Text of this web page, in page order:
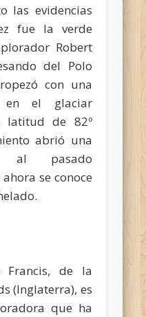
las evidencias
fue la verde
Robert
del Polo
con una
en el glaciar
latitud de 82º
abrió una
al pasado
se conoce
Francis, de la
(Inglaterra), es
que ha